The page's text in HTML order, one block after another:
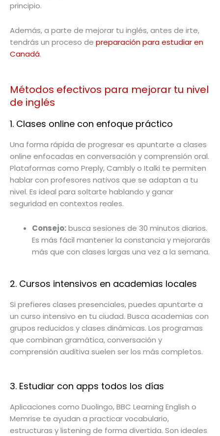
principio.
Además, a parte de mejorar tu inglés, antes de irte,
tendrás un proceso de preparación para estudiar en
Canadá.
Métodos efectivos para mejorar tu nivel
de inglés
1. Clases online con enfoque práctico
Una forma rápida de progresar es apuntarte a clases
online enfocadas en conversación y comprensión oral.
Plataformas como Preply, Cambly o Italki te permiten
hablar con profesores nativos que se adaptan a tu
nivel. Es ideal para soltarte hablando y ganar
seguridad en contextos reales.
Consejo:busca sesiones de 30 minutos diarios.
Es más fácil mantener la constancia y mejorarás
más que con clases largas una vez a la semana.
2. Cursos intensivos en academias locales
Si prefieres clases presenciales, puedes apuntarte a
un curso intensivo en tu ciudad. Busca academias con
grupos reducidos y clases dinámicas. Los programas
que combinan gramática, conversación y
comprensión auditiva suelen ser los más completos.
3. Estudiar con apps todos los días
Aplicaciones como Duolingo, BBC Learning English o
Memrise te ayudan a practicar vocabulario,
estructuras y listening de forma divertida. Son ideales